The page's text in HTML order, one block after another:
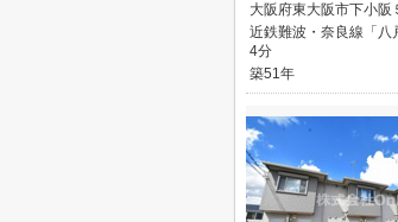
大阪府東大阪市下小阪
近鉄難波・奈良線「八
4分
築51年